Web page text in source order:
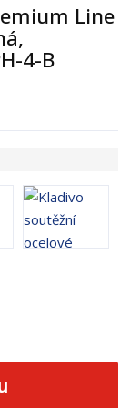
Line
4-B